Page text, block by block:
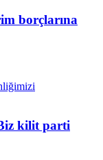
borçlarına
kilit parti